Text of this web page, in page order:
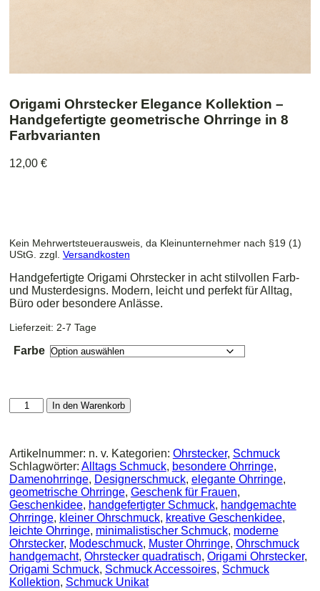
Origami Ohrstecker Elegance Kollektion –
Handgefertigte geometrische Ohrringe in 8
Farbvarianten
12,00 €
Kein Mehrwertsteuerausweis, da Kleinunternehmer nach §19 (1)
UStG. zzgl. Versandkosten
Handgefertigte Origami Ohrstecker in acht stilvollen Farb-
und Musterdesigns. Modern, leicht und perfekt für Alltag,
Büro oder besondere Anlässe.
Lieferzeit: 2-7 Tage
Farbe
Origami
Ohrstecker
–
Handgefertigte
geometrische
Ohrringe
in
8
Farbvarianten
Menge
In den Warenkorb
Artikelnummer: n. v. Kategorien: Ohrstecker, Schmuck
Schlagwörter: Alltags Schmuck, besondere Ohrringe,
Damenohrringe, Designerschmuck, elegante Ohrringe,
geometrische Ohrringe, Geschenk für Frauen,
Geschenkidee, handgefertigter Schmuck, handgemachte
Ohrringe, kleiner Ohrschmuck, kreative Geschenkidee,
leichte Ohrringe, minimalistischer Schmuck, moderne
Ohrstecker, Modeschmuck, Muster Ohrringe, Ohrschmuck
handgemacht, Ohrstecker quadratisch, Origami Ohrstecker,
Origami Schmuck, Schmuck Accessoires, Schmuck
Kollektion, Schmuck Unikat